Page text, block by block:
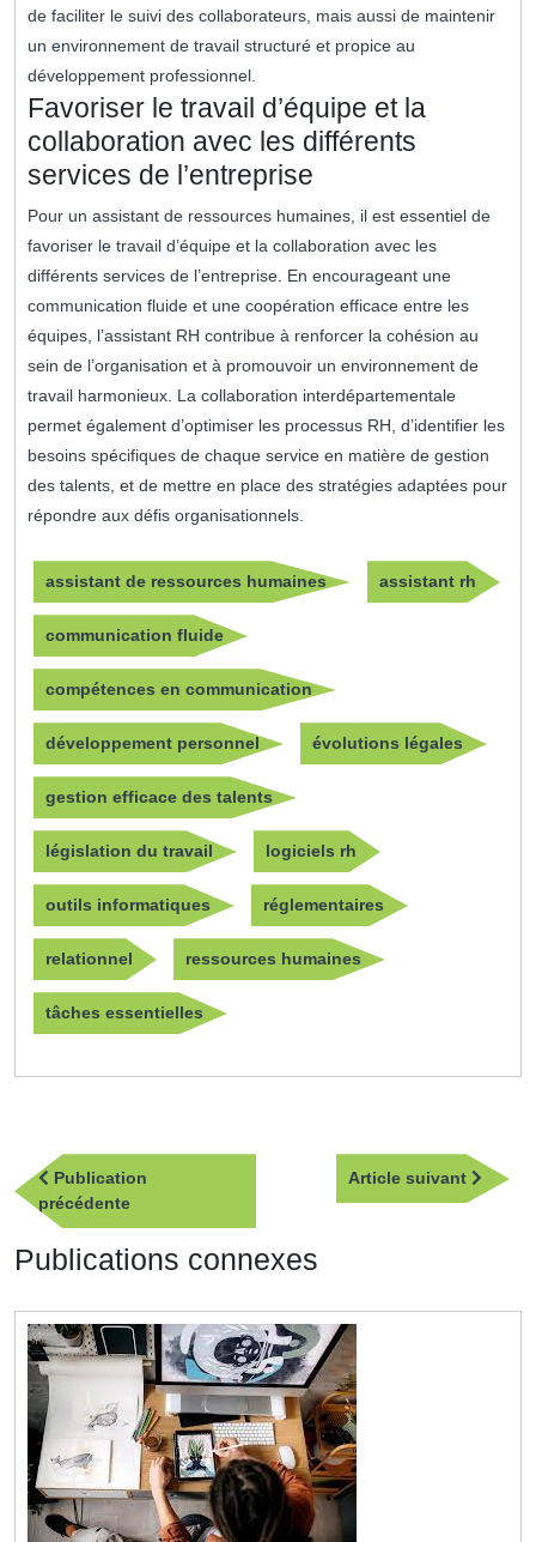
de faciliter le suivi des collaborateurs, mais aussi de maintenir
un environnement de travail structuré et propice au
développement professionnel.
Favoriser le travail d’équipe et la
collaboration avec les différents
services de l’entreprise
Pour un assistant de ressources humaines, il est essentiel de
favoriser le travail d’équipe et la collaboration avec les
différents services de l’entreprise. En encourageant une
communication fluide et une coopération efficace entre les
équipes, l’assistant RH contribue à renforcer la cohésion au
sein de l’organisation et à promouvoir un environnement de
travail harmonieux. La collaboration interdépartementale
permet également d’optimiser les processus RH, d’identifier les
besoins spécifiques de chaque service en matière de gestion
des talents, et de mettre en place des stratégies adaptées pour
répondre aux défis organisationnels.
assistant de ressources humaines assistant rh
communication fluide
compétences en communication
développement personnel évolutions légales
gestion efficace des talents
législation du travail logiciels rh
outils informatiques réglementaires
relationnel ressources humaines
tâches essentielles
Navigation
de
l’article
Publication
précédentePublication
précédente
Article suivant
Article
Publications connexes